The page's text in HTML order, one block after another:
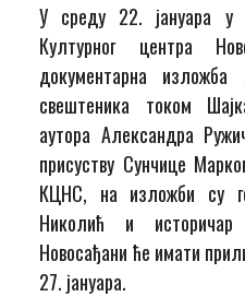
У среду 22. јануара у
Културног центра
документарна изложба
свештеника током
аутора Александра
присуству Сунчице
КЦНС, на изложби су
Николић и
Новосађани ће имати
27. јануара.